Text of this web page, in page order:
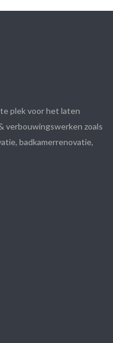
plek voor het laten
verbouwingswerken zoals
badkamerrenovatie,